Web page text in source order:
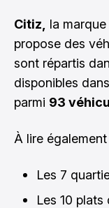
Citiz,
la
propose des
sont répartis
disponibles
parmi 93
À lire également
Les 7
Les 10